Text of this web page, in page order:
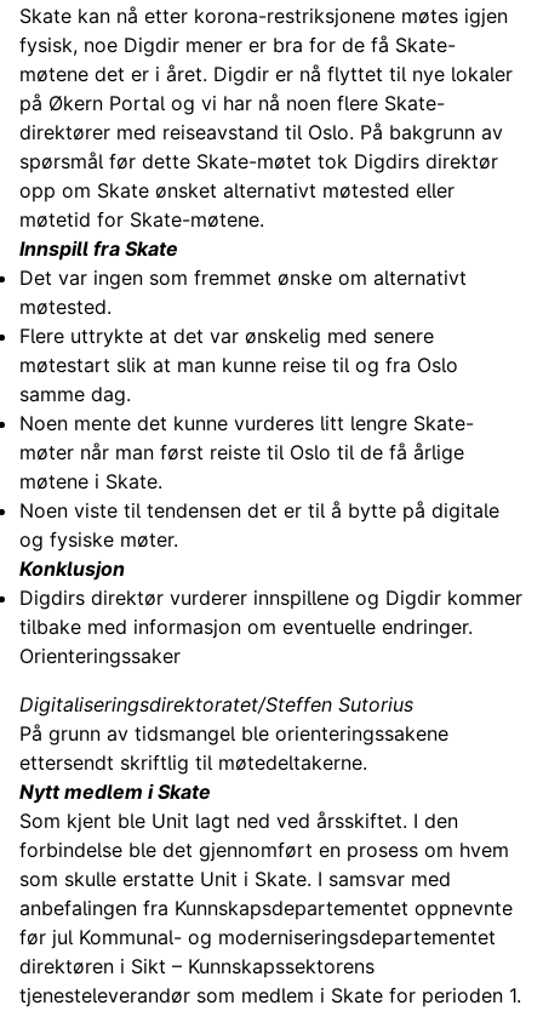
Skate kan nå etter korona-restriksjonene møtes igjen
fysisk, noe Digdir mener er bra for de få Skate-
møtene det er i året. Digdir er nå flyttet til nye lokaler
på Økern Portal og vi har nå noen flere Skate-
direktører med reiseavstand til Oslo. På bakgrunn av
spørsmål før dette Skate-møtet tok Digdirs direktør
opp om Skate ønsket alternativt møtested eller
møtetid for Skate-møtene.
Innspill fra Skate
Det var ingen som fremmet ønske om alternativt
møtested.
Flere uttrykte at det var ønskelig med senere
møtestart slik at man kunne reise til og fra Oslo
samme dag.
Noen mente det kunne vurderes litt lengre Skate-
møter når man først reiste til Oslo til de få årlige
møtene i Skate.
Noen viste til tendensen det er til å bytte på digitale
og fysiske møter.
Konklusjon
Digdirs direktør vurderer innspillene og Digdir kommer
tilbake med informasjon om eventuelle endringer.
Orienteringssaker
Digitaliseringsdirektoratet/Steffen Sutorius
På grunn av tidsmangel ble orienteringssakene
ettersendt skriftlig til møtedeltakerne.
Nytt medlem i Skate
Som kjent ble Unit lagt ned ved årsskiftet. I den
forbindelse ble det gjennomført en prosess om hvem
som skulle erstatte Unit i Skate. I samsvar med
anbefalingen fra Kunnskapsdepartementet oppnevnte
før jul Kommunal- og moderniseringsdepartementet
direktøren i Sikt – Kunnskapssektorens
tjenesteleverandør som medlem i Skate for perioden 1.